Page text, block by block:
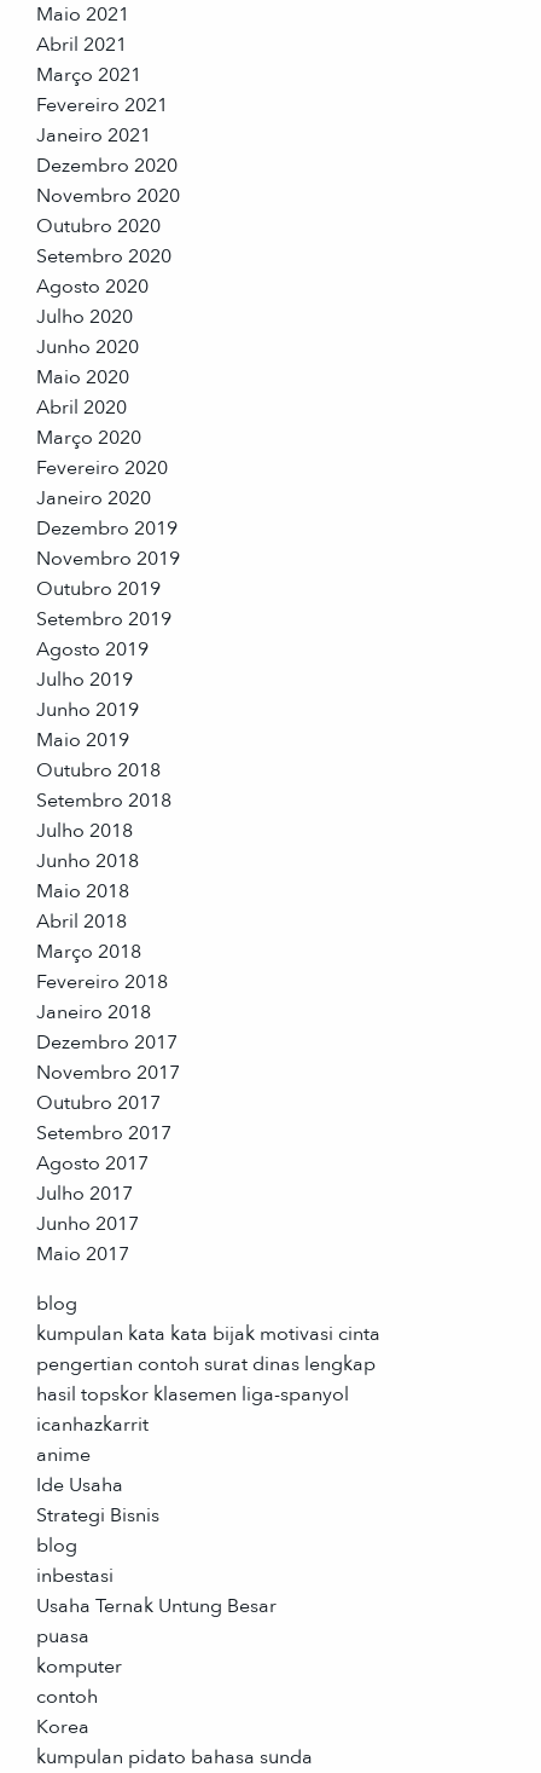
Maio 2021
Abril 2021
Março 2021
Fevereiro 2021
Janeiro 2021
Dezembro 2020
Novembro 2020
Outubro 2020
Setembro 2020
Agosto 2020
Julho 2020
Junho 2020
Maio 2020
Abril 2020
Março 2020
Fevereiro 2020
Janeiro 2020
Dezembro 2019
Novembro 2019
Outubro 2019
Setembro 2019
Agosto 2019
Julho 2019
Junho 2019
Maio 2019
Outubro 2018
Setembro 2018
Julho 2018
Junho 2018
Maio 2018
Abril 2018
Março 2018
Fevereiro 2018
Janeiro 2018
Dezembro 2017
Novembro 2017
Outubro 2017
Setembro 2017
Agosto 2017
Julho 2017
Junho 2017
Maio 2017
blog
kumpulan kata kata bijak motivasi cinta
pengertian contoh surat dinas lengkap
hasil topskor klasemen liga-spanyol
icanhazkarrit
anime
Ide Usaha
Strategi Bisnis
blog
inbestasi
Usaha Ternak Untung Besar
puasa
komputer
contoh
Korea
kumpulan pidato bahasa sunda